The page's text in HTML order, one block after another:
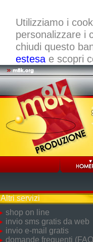
Utilizziamo i
personalizzare i
chiudi questo
estesae scopri
Altri servizi
shop on line
invio sms gratis da web
invio e-mail gratis
domande frequenti